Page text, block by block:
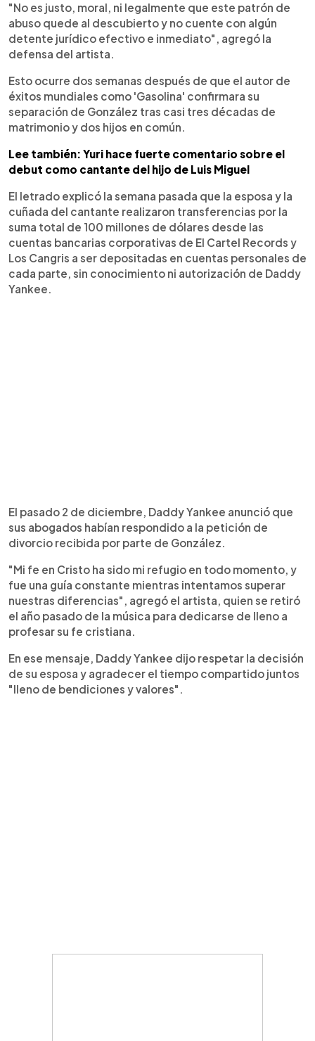
"No es justo, moral, ni legalmente que este patrón de
abuso quede al descubierto y no cuente con algún
detente jurídico efectivo e inmediato", agregó la
defensa del artista.
Esto ocurre dos semanas después de que el autor de
éxitos mundiales como 'Gasolina' confirmara su
separación de González tras casi tres décadas de
matrimonio y dos hijos en común.
Lee también: Yuri hace fuerte comentario sobre el
debut como cantante del hijo de Luis Miguel
El letrado explicó la semana pasada que la esposa y la
cuñada del cantante realizaron transferencias por la
suma total de 100 millones de dólares desde las
cuentas bancarias corporativas de El Cartel Records y
Los Cangris a ser depositadas en cuentas personales de
cada parte, sin conocimiento ni autorización de Daddy
Yankee.
El pasado 2 de diciembre, Daddy Yankee anunció que
sus abogados habían respondido a la petición de
divorcio recibida por parte de González.
"Mi fe en Cristo ha sido mi refugio en todo momento, y
fue una guía constante mientras intentamos superar
nuestras diferencias", agregó el artista, quien se retiró
el año pasado de la música para dedicarse de lleno a
profesar su fe cristiana.
En ese mensaje, Daddy Yankee dijo respetar la decisión
de su esposa y agradecer el tiempo compartido juntos
"lleno de bendiciones y valores".